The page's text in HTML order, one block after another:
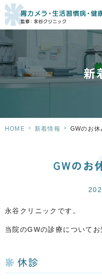
新
HOME > 新着情報 > GWのお休
GWのお
永谷クリニックです。
当院のGWの診療についてお
休診